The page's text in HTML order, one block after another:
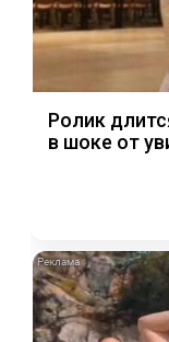
Ролик
в шоке от